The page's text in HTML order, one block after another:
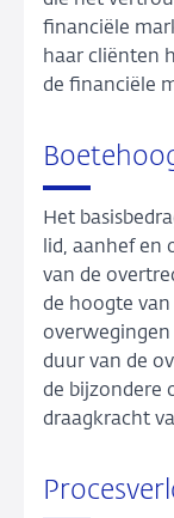
financiële
haar cliënten
de financiële
Het
lid, aanhef en
van de
de hoogte
duur van de
de bijzondere
draagkracht